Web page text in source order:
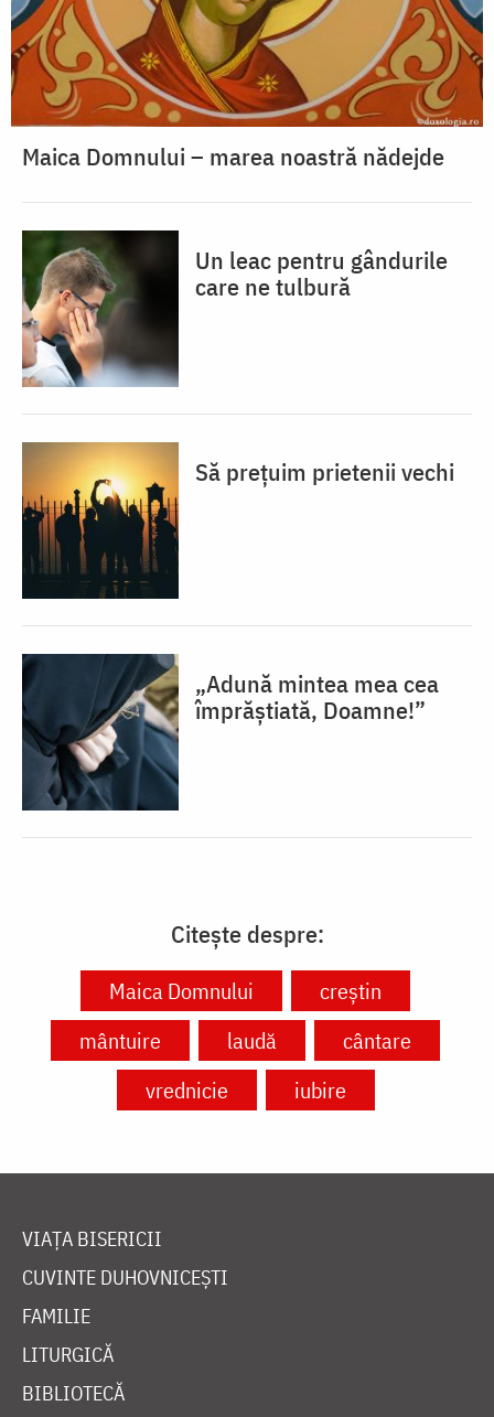
Maica Domnului – marea noastră nădejde
Un leac pentru gândurile
care ne tulbură
Să prețuim prietenii vechi
„Adună mintea mea cea
împrăștiată, Doamne!”
Citește despre:
Maica Domnului
creștin
mântuire
laudă
cântare
vrednicie
iubire
VIAȚA BISERICII
CUVINTE DUHOVNICEȘTI
FAMILIE
LITURGICĂ
BIBLIOTECĂ